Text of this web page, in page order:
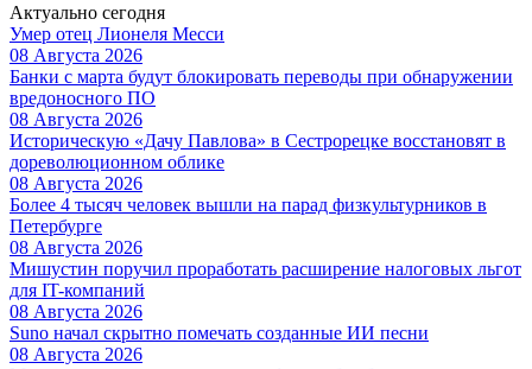
Актуально сегодня
Умер отец Лионеля Месси
08 Августа 2026
Банки с марта будут блокировать переводы при обнаружении
вредоносного ПО
08 Августа 2026
Историческую «Дачу Павлова» в Сестрорецке восстановят в
дореволюционном облике
08 Августа 2026
Более 4 тысяч человек вышли на парад физкультурников в
Петербурге
08 Августа 2026
Мишустин поручил проработать расширение налоговых льгот
для IT-компаний
08 Августа 2026
Suno начал скрытно помечать созданные ИИ песни
08 Августа 2026